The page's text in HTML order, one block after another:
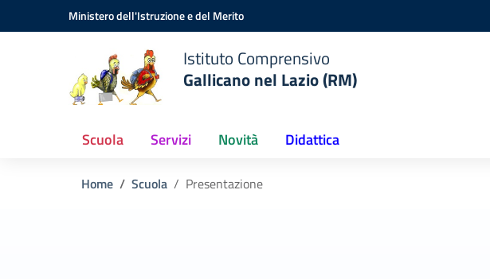
Vai ai contenuti
Vai al menu di navigazioneMinistero dell'Istruzione e del Merito
Istituto Comprensivo
Gallicano nel Lazio (RM)
Scuola Servizi Novità Didattica
Home Scuola Presentazione